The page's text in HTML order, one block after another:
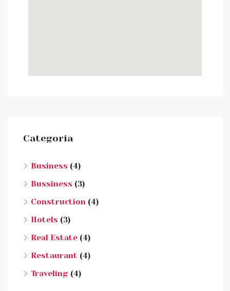
Categoria
Business (4)
Bussiness (3)
Construction (4)
Hotels (3)
Real Estate (4)
Restaurant (4)
Traveling (4)